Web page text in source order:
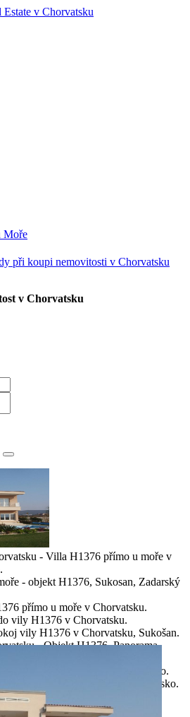
Moře
při koupi nemovitosti v Chorvatsku
v Chorvatsku